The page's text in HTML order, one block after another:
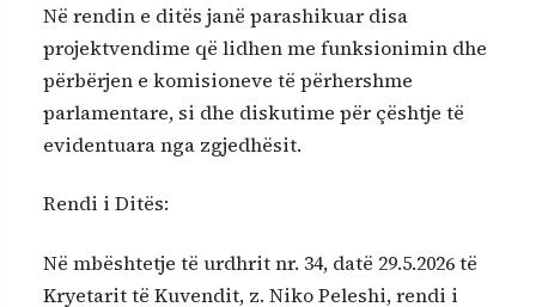
Në rendin e ditës janë parashikuar disa
projektvendime që lidhen me funksionimin dhe
përbërjen e komisioneve të përhershme
parlamentare, si dhe diskutime për çështje të
evidentuara nga zgjedhësit.
Rendi i Ditës:
Në mbështetje të urdhrit nr. 34, datë 29.5.2026 të
Kryetarit të Kuvendit, z. Niko Peleshi, rendi i